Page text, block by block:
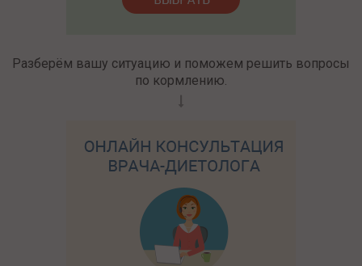
Разберём вашу ситуацию и поможем решить вопросы
по кормлению.